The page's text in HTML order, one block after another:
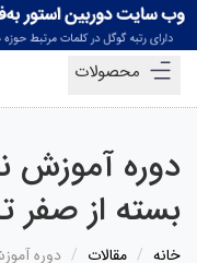
محصولات
دوره آموزش
بسته از
خانه مقالات دوره